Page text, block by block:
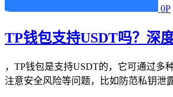
0P
TP钱包支持USDT吗？深
，TP钱包是支持USDT的，它可通过多
注意安全风险等问题，比如防范私钥泄